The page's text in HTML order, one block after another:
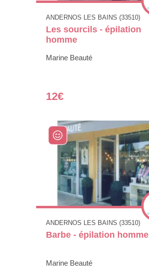
ANDERNOS LES BAINS (33510)
Les sourcils - épilation
homme
Marine Beauté
12€
ANDERNOS LES BAINS (33510)
Barbe - épilation homme
Marine Beauté